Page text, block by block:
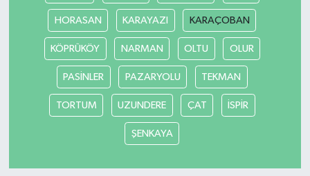
HORASAN KARAYAZI KARAÇOBAN
KÖPRÜKÖY NARMAN OLTU OLUR
PASİNLER PAZARYOLU TEKMAN
TORTUM UZUNDERE ÇAT İSPİR
ŞENKAYA